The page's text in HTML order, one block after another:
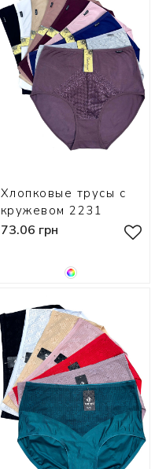
Хлопковые трусы с
кружевом 2231
73.06 грн